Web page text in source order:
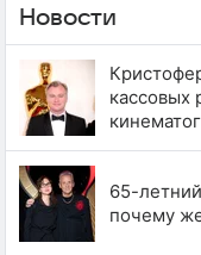
Новости
кассовых
65-
почему